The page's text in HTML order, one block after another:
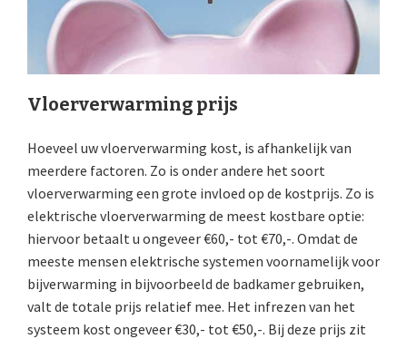
Vloerverwarming prijs
Hoeveel uw vloerverwarming kost, is afhankelijk van
meerdere factoren. Zo is onder andere het soort
vloerverwarming een grote invloed op de kostprijs. Zo is
elektrische vloerverwarming de meest kostbare optie:
hiervoor betaalt u ongeveer €60,- tot €70,-. Omdat de
meeste mensen elektrische systemen voornamelijk voor
bijverwarming in bijvoorbeeld de badkamer gebruiken,
valt de totale prijs relatief mee. Het infrezen van het
systeem kost ongeveer €30,- tot €50,-. Bij deze prijs zit